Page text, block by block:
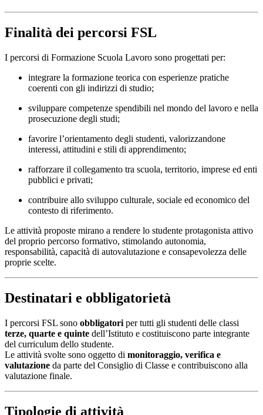
Finalità dei percorsi FSL
I percorsi di Formazione Scuola Lavoro sono progettati per:
integrare la formazione teorica con esperienze pratiche
coerenti con gli indirizzi di studio;
sviluppare competenze spendibili nel mondo del lavoro e nella
prosecuzione degli studi;
favorire l’orientamento degli studenti, valorizzandone
interessi, attitudini e stili di apprendimento;
rafforzare il collegamento tra scuola, territorio, imprese ed enti
pubblici e privati;
contribuire allo sviluppo culturale, sociale ed economico del
contesto di riferimento.
Le attività proposte mirano a rendere lo studente protagonista attivo
del proprio percorso formativo, stimolando autonomia,
responsabilità, capacità di autovalutazione e consapevolezza delle
proprie scelte.
Destinatari e obbligatorietà
I percorsi FSL sono obbligatori per tutti gli studenti delle classi
terze, quarte e quinte dell’Istituto e costituiscono parte integrante
del curriculum dello studente.
Le attività svolte sono oggetto di monitoraggio, verifica e
valutazione da parte del Consiglio di Classe e contribuiscono alla
valutazione finale.
Tipologie di attività